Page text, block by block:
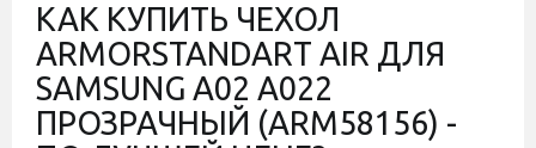
КАК КУПИТЬ ЧЕХОЛ
ARMORSTANDART AIR ДЛЯ
SAMSUNG A02 A022
ПРОЗРАЧНЫЙ (ARM58156) -